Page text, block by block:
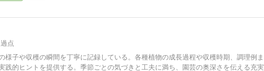
点
様子や収穫の瞬間を丁寧に記録している。各種植物の成長過程や収穫時期、調理例ま
践的ヒントを提供する。季節ごとの気づきと工夫に満ち、園芸の奥深さを伝える充実